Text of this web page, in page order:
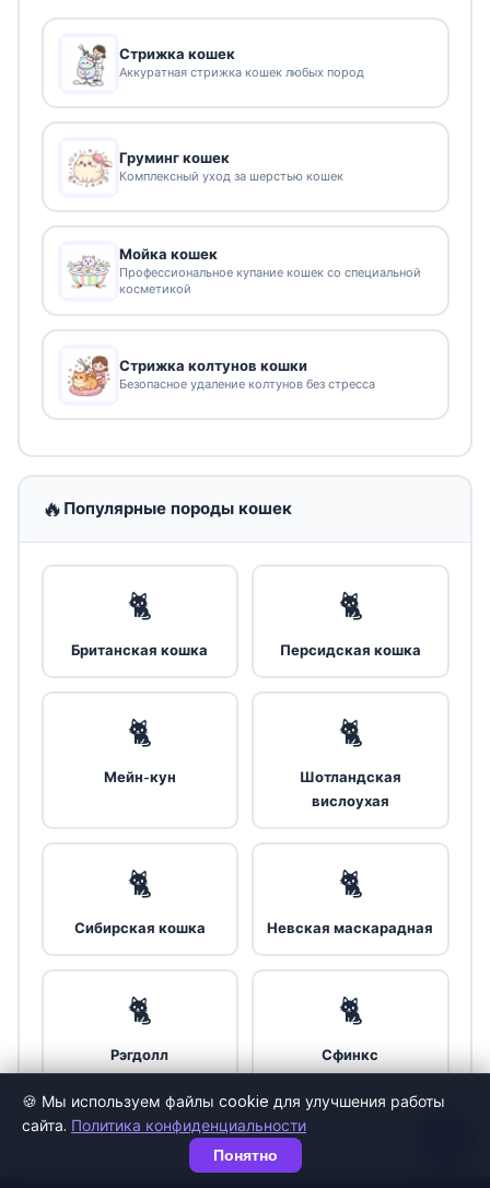
🍪 Мы используем файлы cookie для улучшения работы
сайта. Политика конфиденциальности
Понятно
Стрижка кошек
Аккуратная стрижка кошек любых пород
Груминг кошек
Комплексный уход за шерстью кошек
Мойка кошек
Профессиональное купание кошек со специальной
косметикой
Стрижка колтунов кошки
Безопасное удаление колтунов без стресса
🔥 Популярные породы кошек
🐈
Британская кошка
🐈
Персидская кошка
🐈
Мейн-кун
🐈
Шотландская
вислоухая
🐈
Сибирская кошка
🐈
Невская маскарадная
🐈
Рэгдолл
🐈
Сфинкс